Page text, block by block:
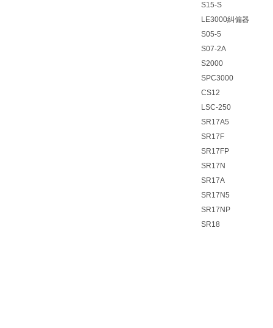
S15-S
LE3000糾偏器
S05-5
S07-2A
S2000
SPC3000
CS12
LSC-250
SR17A5
SR17F
SR17FP
SR17N
SR17A
SR17N5
SR17NP
SR18